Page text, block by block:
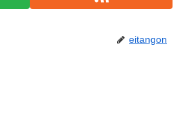
eitangon